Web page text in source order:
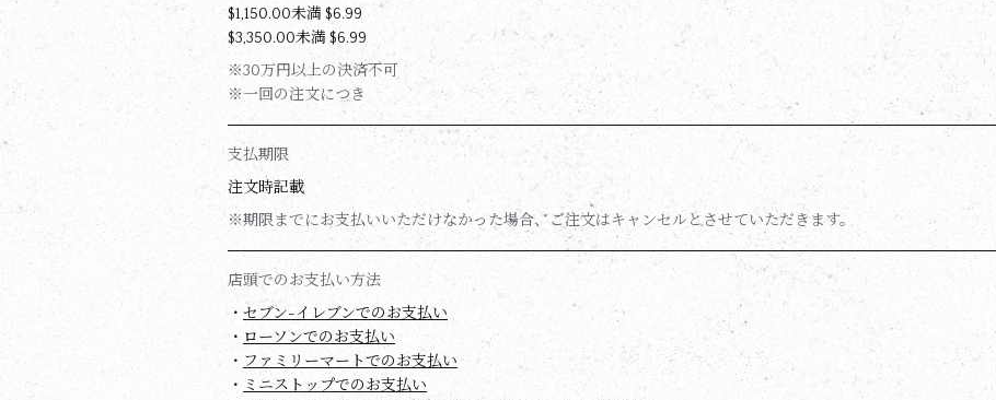
$‌1,150.00未満 $‌6.99
$‌3,350.00未満 $‌6.99
※30万円以上の決済不可
※一回の注文につき
支払期限
注文時記載
※期限までにお支払いいただけなかった場合、ご注文はキャンセルとさせていただきます。
店頭でのお支払い方法
・ セブン-イレブンでのお支払い
・ ローソンでのお支払い
・ ファミリーマートでのお支払い
・ ミニストップでのお支払い